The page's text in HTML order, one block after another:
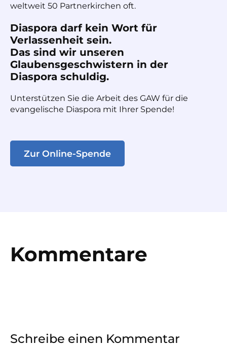
weltweit 50 Partnerkirchen oft.
Diaspora darf kein Wort für
Verlassenheit sein.
Das sind wir unseren
Glaubensgeschwistern in der
Diaspora schuldig.
Unterstützen Sie die Arbeit des GAW für die
evangelische Diaspora mit Ihrer Spende!
Zur Online-Spende
Kommentare
Schreibe einen Kommentar